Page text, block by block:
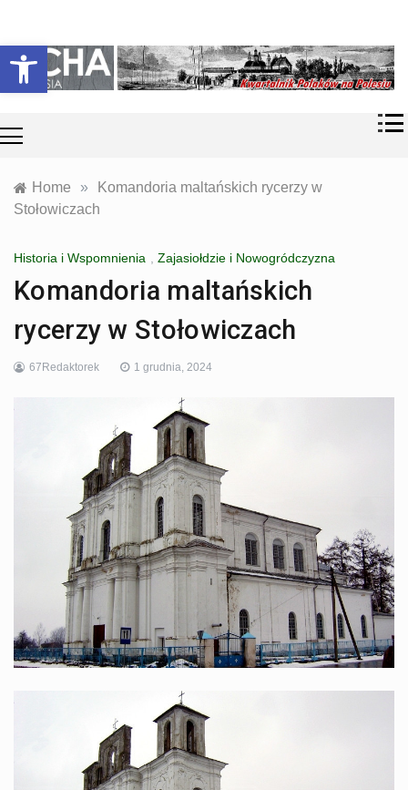
Otwórz pasek narzędzi
content
Echa
Polesia
współczesność
Polaków na
Polesiu.
Home »
Komandoria maltańskich rycerzy w
Stołowiczach
Historia i Wspomnienia , Zajasiołdzie i Nowogródczyzna
Komandoria maltańskich
rycerzy w Stołowiczach
67Redaktorek 1 grudnia, 2024